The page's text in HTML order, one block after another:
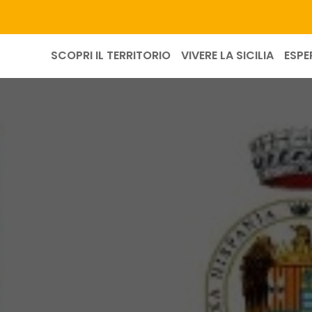
SCOPRI IL TERRITORIO VIVERE LA SICILIA